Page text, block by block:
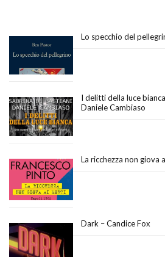
Lo specchio del
I delitti della luce
Daniele Cambiaso
La ricchezza non giova
Dark – Candice Fox